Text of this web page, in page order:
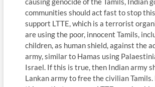
communities should act fast to stop
support LTTE, which is a terrorist
are using the poor, innocent Tamils,
children, as human shield, against the
army, similar to Hamas using
Israel. If this is true, then Indian army
Lankan army to free the civilian Tamils.